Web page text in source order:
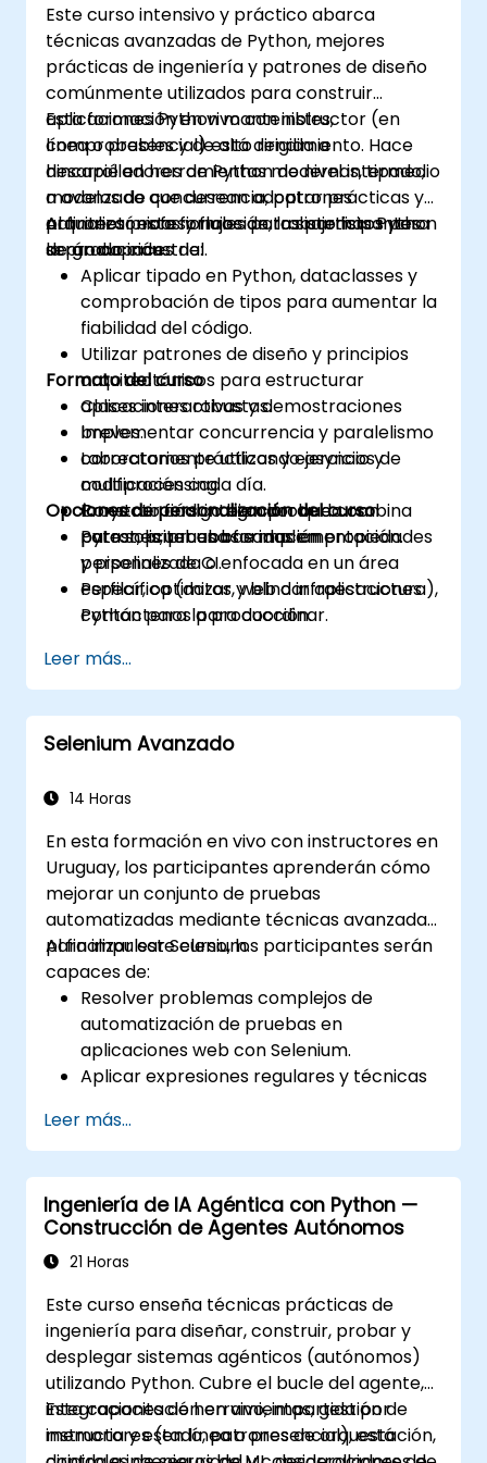
Este curso intensivo y práctico abarca
técnicas avanzadas de Python, mejores
prácticas de ingeniería y patrones de diseño
comúnmente utilizados para construir
aplicaciones Python mantenibles,
comprobables y de alto rendimiento. Hace
hincapié en herramientas modernas, tipado,
modelos de concurrencia, patrones
arquitectónicos y flujos de trabajo listos para
la producción.
Esta formación en vivo con instructor (en
línea o presencial) está dirigida a
desarrolladores de Python de nivel intermedio
a avanzado que desean adoptar prácticas y
patrones profesionales para sistemas Python
de grado industrial.
Al finalizar esta formación, los participantes
serán capaces de:
Aplicar tipado en Python, dataclasses y
comprobación de tipos para aumentar la
fiabilidad del código.
Utilizar patrones de diseño y principios
arquitectónicos para estructurar
aplicaciones robustas.
Implementar concurrencia y paralelismo
correctamente utilizando asyncio y
multiprocessing.
Construir código bien probado con
pytest, pruebas basadas en propiedades
y pipelines de CI.
Perfilar, optimizar y blindar aplicaciones
Python para la producción.
proyectos Python utilizando
herramientas modernas y contenedores.
Formato del curso
Clases interactivas y demostraciones
breves.
Laboratorios prácticos y ejercicios de
codificación cada día.
Proyecto final integrador que combina
patrones, pruebas e implementación.
Opciones de personalización del curso
Para solicitar una formación
personalizada o enfocada en un área
específica (datos, web o infraestructura),
contáctenos para coordinar.
Leer más...
Selenium Avanzado
14 Horas
En esta formación en vivo con instructores en
Uruguay, los participantes aprenderán cómo
mejorar un conjunto de pruebas
automatizadas mediante técnicas avanzadas
para impulsar Selenium.
Al finalizar este curso, los participantes serán
capaces de:
Resolver problemas complejos de
automatización de pruebas en
aplicaciones web con Selenium.
Aplicar expresiones regulares y técnicas
Gestionar excepciones que detienen la
ejecución de las pruebas.
Buscar programáticamente objetos web.
Capturar dinámicamente datos desde
controles web.
Crear un marco de trabajo para pruebas
Distribuir pruebas con Selenium Grid.
Leer más...
Ingeniería de IA Agéntica con Python —
Construcción de Agentes Autónomos
21 Horas
Este curso enseña técnicas prácticas de
ingeniería para diseñar, construir, probar y
desplegar sistemas agénticos (autónomos)
utilizando Python. Cubre el bucle del agente,
integraciones de herramientas, gestión de
memoria y estado, patrones de orquestación,
Esta capacitación en vivo, impartida por
instructores (en línea o presencial), está